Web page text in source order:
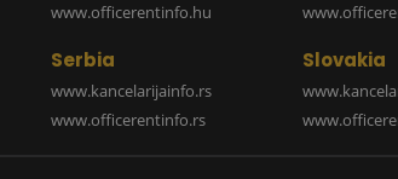
www.officerentinfo.hu
Serbia
www.kancelarijainfo.rs
www.officerentinfo.rs
Slovakia